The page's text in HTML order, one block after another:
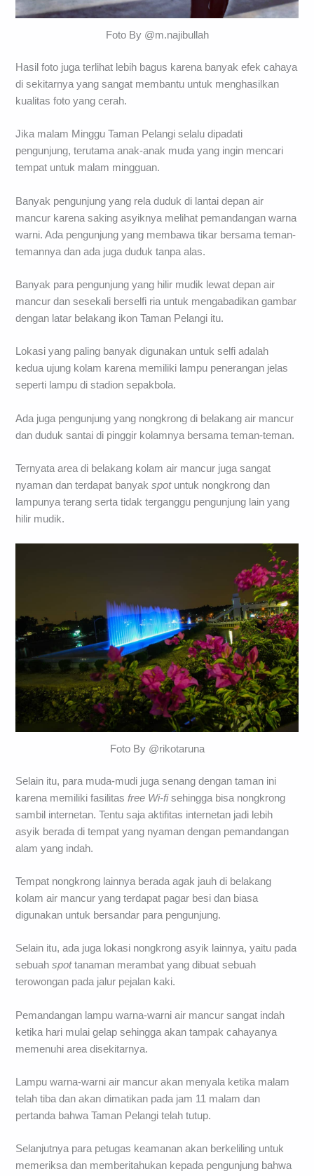
Foto By @m.najibullah
Hasil foto juga terlihat lebih bagus karena banyak efek cahaya
di sekitarnya yang sangat membantu untuk menghasilkan
kualitas foto yang cerah.
Jika malam Minggu Taman Pelangi selalu dipadati
pengunjung, terutama anak-anak muda yang ingin mencari
tempat untuk malam mingguan.
Banyak pengunjung yang rela duduk di lantai depan air
mancur karena saking asyiknya melihat pemandangan warna
warni. Ada pengunjung yang membawa tikar bersama teman-
temannya dan ada juga duduk tanpa alas.
Banyak para pengunjung yang hilir mudik lewat depan air
mancur dan sesekali berselfi ria untuk mengabadikan gambar
dengan latar belakang ikon Taman Pelangi itu.
Lokasi yang paling banyak digunakan untuk selfi adalah
kedua ujung kolam karena memiliki lampu penerangan jelas
seperti lampu di stadion sepakbola.
Ada juga pengunjung yang nongkrong di belakang air mancur
dan duduk santai di pinggir kolamnya bersama teman-teman.
Ternyata area di belakang kolam air mancur juga sangat
nyaman dan terdapat banyakspotuntuk nongkrong dan
lampunya terang serta tidak terganggu pengunjung lain yang
hilir mudik.
Foto By @rikotaruna
Selain itu, para muda-mudi juga senang dengan taman ini
karena memiliki fasilitas free Wi-fisehingga bisa nongkrong
sambil internetan. Tentu saja aktifitas internetan jadi lebih
asyik berada di tempat yang nyaman dengan pemandangan
alam yang indah.
Tempat nongkrong lainnya berada agak jauh di belakang
kolam air mancur yang terdapat pagar besi dan biasa
digunakan untuk bersandar para pengunjung.
Selain itu, ada juga lokasi nongkrong asyik lainnya, yaitu pada
sebuahspottanaman merambat yang dibuat sebuah
terowongan pada jalur pejalan kaki.
Pemandangan lampu warna-warni air mancur sangat indah
ketika hari mulai gelap sehingga akan tampak cahayanya
memenuhi area disekitarnya.
Lampu warna-warni air mancur akan menyala ketika malam
telah tiba dan akan dimatikan pada jam 11 malam dan
pertanda bahwa Taman Pelangi telah tutup.
Selanjutnya para petugas keamanan akan berkeliling untuk
memeriksa dan memberitahukan kepada pengunjung bahwa